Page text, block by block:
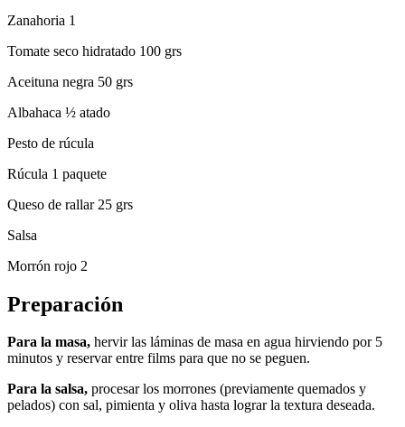
Zanahoria 1
Tomate seco hidratado 100 grs
Aceituna negra 50 grs
Albahaca ½ atado
Pesto de rúcula
Rúcula 1 paquete
Queso de rallar 25 grs
Salsa
Morrón rojo 2
Preparación
Para la masa, hervir las láminas de masa en agua hirviendo por 5
minutos y reservar entre films para que no se peguen.
Para la salsa, procesar los morrones (previamente quemados y
pelados) con sal, pimienta y oliva hasta lograr la textura deseada.